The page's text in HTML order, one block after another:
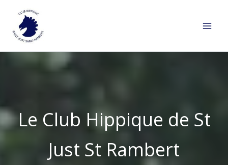
contenu
Le Club Hippique de St
Just St Rambert